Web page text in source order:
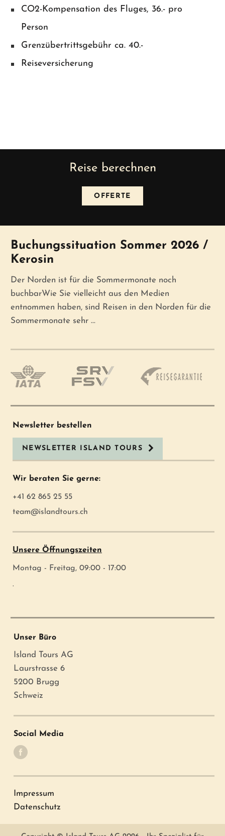
CO2-Kompensation des Fluges, 36.- pro
Person
Grenzübertrittsgebühr ca. 40.-
Reiseversicherung
Reise berechnen
OFFERTE
Buchungssituation Sommer 2026 /
Kerosin
Der Norden ist für die Sommermonate noch
buchbarWie Sie vielleicht aus den Medien
entnommen haben, sind Reisen in den Norden für die
Sommermonate sehr ...
Newsletter bestellen
NEWSLETTER ISLAND TOURS
Wir beraten Sie gerne:
+41 62 865 25 55
team@islandtours.ch
Unsere Öffnungszeiten
Montag - Freitag, 09:00 - 17:00
.
Unser Büro
Island Tours AG
Laurstrasse 6
5200 Brugg
Schweiz
Social Media
Impressum
Datenschutz